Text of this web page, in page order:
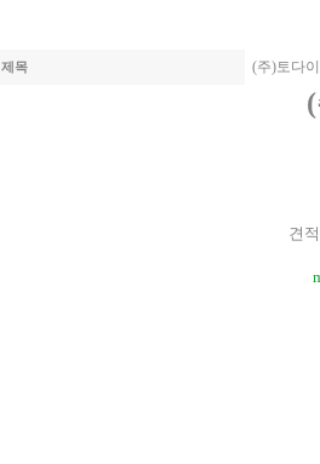
제목 (주)토다
견